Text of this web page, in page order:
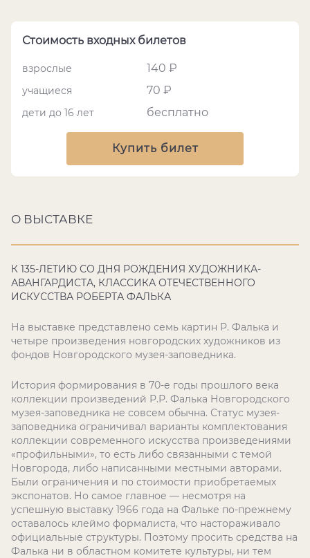
Стоимость входных билетов
взрослые 140 ₽
учащиеся 70 ₽
дети до 16 лет бесплатно
Купить билет
О ВЫСТАВКЕ
К 135-ЛЕТИЮ СО ДНЯ РОЖДЕНИЯ ХУДОЖНИКА-
АВАНГАРДИСТА, КЛАССИКА ОТЕЧЕСТВЕННОГО
ИСКУССТВА РОБЕРТА ФАЛЬКА
На выставке представлено семь картин Р. Фалька и
четыре произведения новгородских художников из
фондов Новгородского музея-заповедника.
История формирования в 70-е годы прошлого века
коллекции произведений Р.Р. Фалька Новгородского
музея-заповедника не совсем обычна. Статус музея-
заповедника ограничивал варианты комплектования
коллекции современного искусства произведениями
«профильными», то есть либо связанными с темой
Новгорода, либо написанными местными авторами.
Были ограничения и по стоимости приобретаемых
экспонатов. Но самое главное — несмотря на
успешную выставку 1966 года на Фальке по-прежнему
оставалось клеймо формалиста, что настораживало
официальные структуры. Поэтому просить средства на
Фалька ни в областном комитете культуры, ни тем